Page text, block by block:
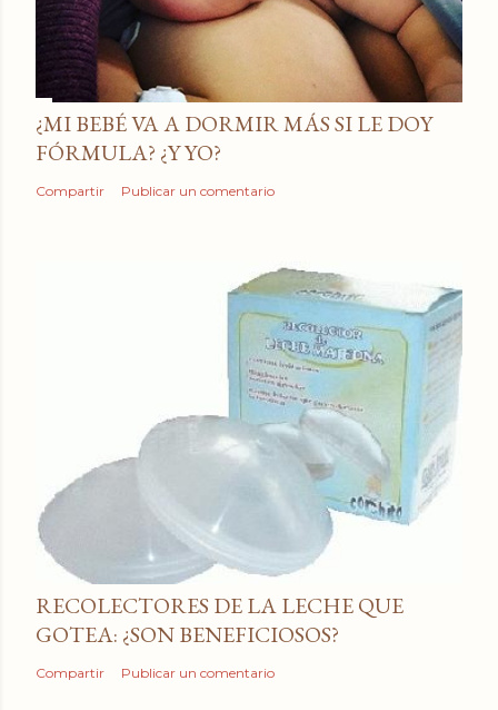
¿MI BEBÉ VA A DORMIR MÁS SI LE DOY
FÓRMULA? ¿Y YO?
Compartir Publicar un comentario
RECOLECTORES DE LA LECHE QUE
GOTEA: ¿SON BENEFICIOSOS?
Compartir Publicar un comentario